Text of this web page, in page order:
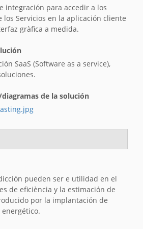
integración para accedir a los
los Servicios en la aplicación cliente
gràfica a medida.
SaaS (Software as a service),
de la solución
pueden ser e utilidad en el
de eficiència y la estimación de
por la implantación de